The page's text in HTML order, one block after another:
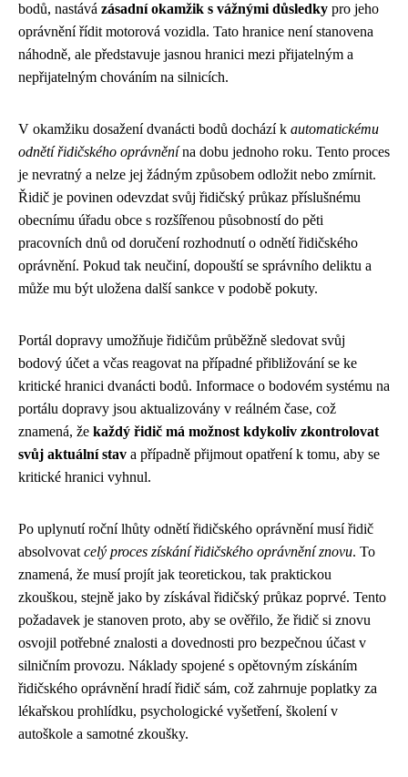
bodů, nastává zásadní okamžik s vážnými důsledky pro jeho
oprávnění řídit motorová vozidla. Tato hranice není stanovena
náhodně, ale představuje jasnou hranici mezi přijatelným a
nepřijatelným chováním na silnicích.
V okamžiku dosažení dvanácti bodů dochází k automatickému
odnětí řidičského oprávněnína dobu jednoho roku. Tento proces
je nevratný a nelze jej žádným způsobem odložit nebo zmírnit.
Řidič je povinen odevzdat svůj řidičský průkaz příslušnému
obecnímu úřadu obce s rozšířenou působností do pěti
pracovních dnů od doručení rozhodnutí o odnětí řidičského
oprávnění. Pokud tak neučiní, dopouští se správního deliktu a
může mu být uložena další sankce v podobě pokuty.
Portál dopravy umožňuje řidičům průběžně sledovat svůj
bodový účet a včas reagovat na případné přibližování se ke
kritické hranici dvanácti bodů. Informace o bodovém systému na
portálu dopravy jsou aktualizovány v reálném čase, což
znamená, že každý řidič má možnost kdykoliv zkontrolovat
svůj aktuální stav a případně přijmout opatření k tomu, aby se
kritické hranici vyhnul.
Po uplynutí roční lhůty odnětí řidičského oprávnění musí řidič
absolvovat celý proces získání řidičského oprávnění znovu. To
znamená, že musí projít jak teoretickou, tak praktickou
zkouškou, stejně jako by získával řidičský průkaz poprvé. Tento
požadavek je stanoven proto, aby se ověřilo, že řidič si znovu
osvojil potřebné znalosti a dovednosti pro bezpečnou účast v
silničním provozu. Náklady spojené s opětovným získáním
řidičského oprávnění hradí řidič sám, což zahrnuje poplatky za
lékařskou prohlídku, psychologické vyšetření, školení v
autoškole a samotné zkoušky.